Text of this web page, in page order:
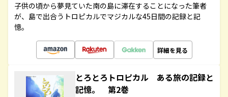
子供の頃から夢見ていた南の島に滞在することになった筆者
が、島で出合うトロピカルでマジカルな45日間の記録と記
憶。
詳細を見る
とろとろトロピカル ある旅の記録と
記憶。 第2巻